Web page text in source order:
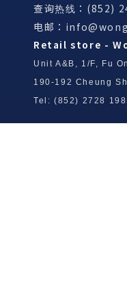
查询热线：(852)
电邮：
Retail store -
Unit A&B, 1/F, Fu
190-192 Cheung
Tel: (852) 2728